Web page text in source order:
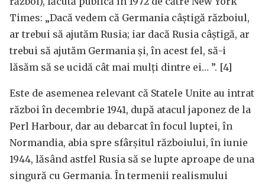
Times: „Dacă vedem că Germania câștigă războiul,
ar trebui să ajutăm Rusia; iar dacă Rusia câștigă, ar
trebui să ajutăm Germania și, în acest fel, să-i
lăsăm să se ucidă cât mai mulți dintre ei… ”. [4]
Este de asemenea relevant că Statele Unite au intrat
război în decembrie 1941, după atacul japonez de la
Perl Harbour, dar au debarcat în focul luptei, în
Normandia, abia spre sfârșitul războiului, în iunie
1944, lăsând astfel Rusia să se lupte aproape de una
singură cu Germania. În termenii realismului